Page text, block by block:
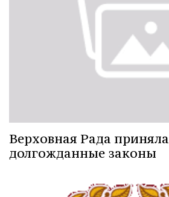
Верховная Рада приняла
долгожданные законы